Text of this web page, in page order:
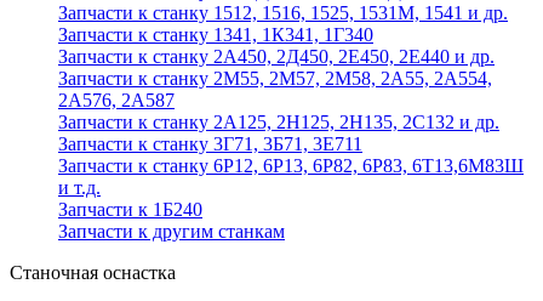
Запчасти к станку 1512, 1516, 1525, 1531М, 1541 и др.
Запчасти к станку 1341, 1К341, 1Г340
Запчасти к станку 2А450, 2Д450, 2Е450, 2Е440 и др.
Запчасти к станку 2М55, 2М57, 2М58, 2А55, 2А554,
2А576, 2А587
Запчасти к станку 2А125, 2Н125, 2Н135, 2С132 и др.
Запчасти к станку 3Г71, 3Б71, 3Е711
Запчасти к станку 6Р12, 6Р13, 6Р82, 6Р83, 6Т13,6М83Ш
и т.д.
Запчасти к 1Б240
Запчасти к другим станкам
Станочная оснастка